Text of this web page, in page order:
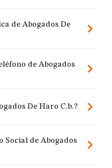
de Abogados De
de Abogados
De Haro C.b.?
Social de Abogados